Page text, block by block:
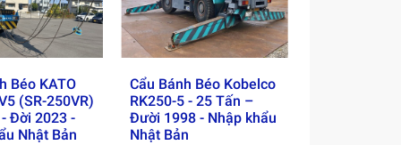
Béo KATO
(SR-250VR)
Đời 2023 -
Nhật Bản
Cẩu Bánh Béo Kobelco
RK250-5 - 25 Tấn –
Đười 1998 - Nhập khẩu
Nhật Bản